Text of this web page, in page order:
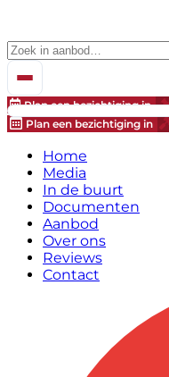
Plan een bezichtiging in
Plan een bezichtiging in
Home
Media
In de buurt
Documenten
Aanbod
Over ons
Reviews
Contact